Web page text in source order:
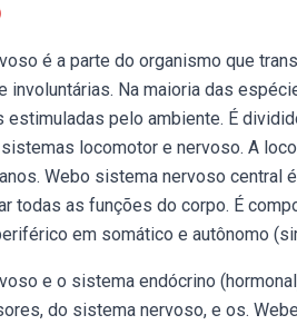
é a parte do organismo que
involuntárias. Na maioria das
estimuladas pelo ambiente. É
locomotor e nervoso. A
Webo sistema nervoso
todas as funções do corpo. É
em somático e autônomo
e o sistema endócrino
do sistema nervoso, e os.